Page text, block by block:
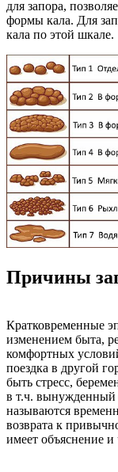
для запора,
формы кала. Для
кала по этой шкале.
Причины
Кратковременные
изменением быта,
комфортных
поездка в другой
быть стресс,
в т.ч. вынужденный
называются
возврата к
имеет объяснение и